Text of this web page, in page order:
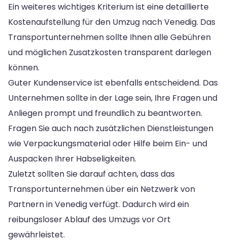
Ein weiteres wichtiges Kriterium ist eine detaillierte
Kostenaufstellung für den Umzug nach Venedig. Das
Transportunternehmen sollte Ihnen alle Gebühren
und möglichen Zusatzkosten transparent darlegen
können.
Guter Kundenservice ist ebenfalls entscheidend. Das
Unternehmen sollte in der Lage sein, Ihre Fragen und
Anliegen prompt und freundlich zu beantworten.
Fragen Sie auch nach zusätzlichen Dienstleistungen
wie Verpackungsmaterial oder Hilfe beim Ein- und
Auspacken Ihrer Habseligkeiten.
Zuletzt sollten Sie darauf achten, dass das
Transportunternehmen über ein Netzwerk von
Partnern in Venedig verfügt. Dadurch wird ein
reibungsloser Ablauf des Umzugs vor Ort
gewährleistet.